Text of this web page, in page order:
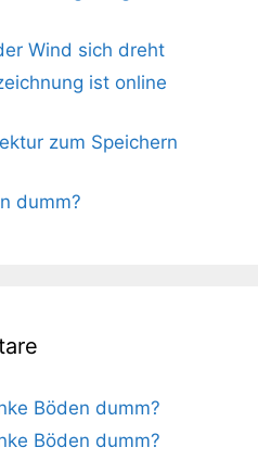
Wind sich dreht
ist online
zum Speichern
dumm?
Böden dumm?
Böden dumm?